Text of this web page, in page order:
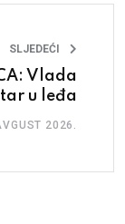
SLJEDEĆI
Vlada
u leđa
2026.